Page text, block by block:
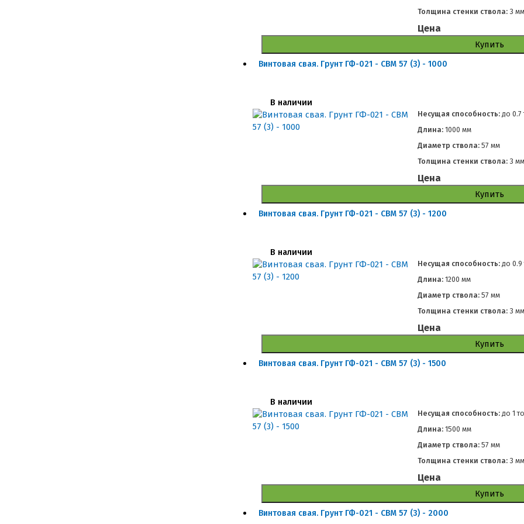
Толщина стенки ствола: 3 мм
Цена
Купить
Винтовая свая. Грунт ГФ-021 - СВМ 57 (3) - 1000
В наличии
Несущая способность: до0.7
Длина: 1000 мм
Диаметр ствола: 57 мм
Толщина стенки ствола: 3 мм
Цена
Купить
Винтовая свая. Грунт ГФ-021 - СВМ 57 (3) - 1200
В наличии
Несущая способность: до0.9
Длина: 1200 мм
Диаметр ствола: 57 мм
Толщина стенки ствола: 3 мм
Цена
Купить
Винтовая свая. Грунт ГФ-021 - СВМ 57 (3) - 1500
В наличии
Несущая способность: до1
Длина: 1500 мм
Диаметр ствола: 57 мм
Толщина стенки ствола: 3 мм
Цена
Купить
Винтовая свая. Грунт ГФ-021 - СВМ 57 (3) - 2000